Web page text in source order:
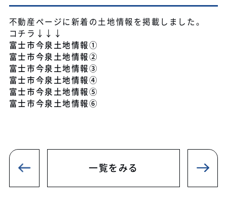
不動産ページに新着の土地情報を掲載しました。
コチラ↓↓↓
富士市今泉土地情報①
富士市今泉土地情報②
富士市今泉土地情報③
富士市今泉土地情報④
富士市今泉土地情報⑤
富士市今泉土地情報⑥
一覧をみる